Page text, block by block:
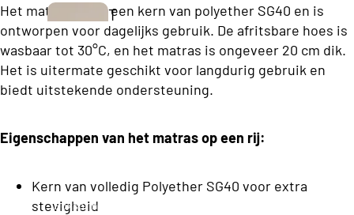
B
u
s
i
e
s
T
w
e
e
e
s
Boxsprings
Het matras heeft een kern van polyether SG40 en is
ontworpen voor dagelijks gebruik. De afritsbare hoes is
wasbaar tot 30°C, en het matras is ongeveer 20 cm dik.
Het is uitermate geschikt voor langdurig gebruik en
biedt uitstekende ondersteuning.
Eigenschappen van het matras op een rij:
Kern van volledig Polyether SG40 voor extra
stevigheid